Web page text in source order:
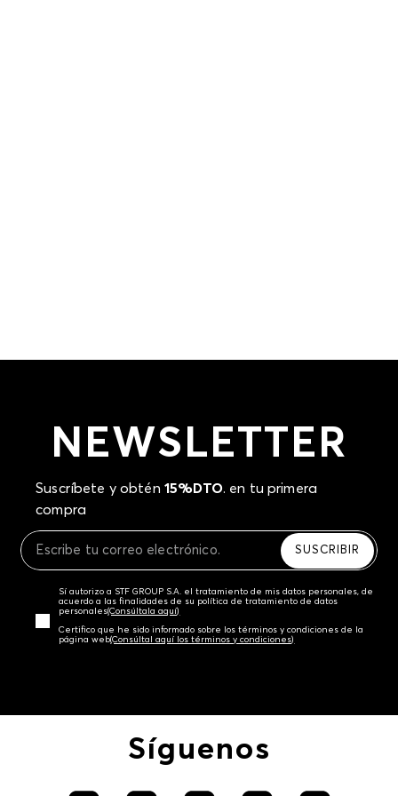
NEWSLETTER
Suscríbete y obtén 15%DTO. en tu primera
compra
SUSCRIBIR
Sí autorizo a STF GROUP S.A. el tratamiento de mis datos personales, de
acuerdo a las finalidades de su política de tratamiento de datos
personales‎(Consúltala aquí)
Certifico que he sido informado sobre los términos y condiciones de la
página web‎(Consúltal aquí los términos y condiciones)
Síguenos